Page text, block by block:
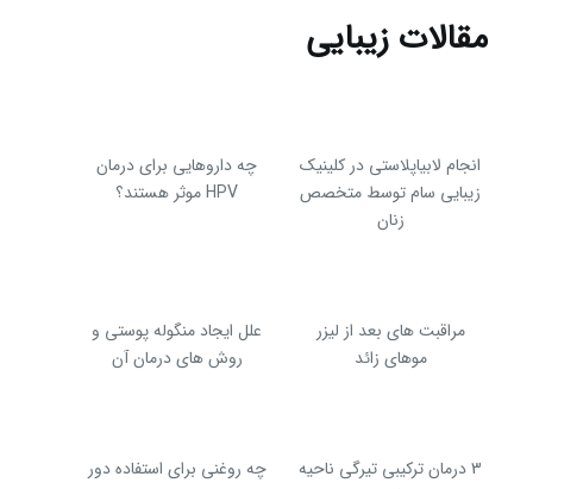
مقالات زیبایی
انجام لابیاپلاستی در کلینیک
زیبایی سام توسط متخصص
زنان
چه داروهایی برای درمان
HPV موثر هستند؟
مراقبت های بعد از لیزر
موهای زائد
علل ایجاد منگوله پوستی و
روش های درمان آن
3 درمان ترکیبی تیرگی ناحیه
چه روغنی برای استفاده دور